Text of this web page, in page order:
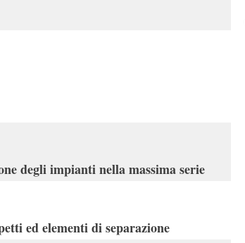
degli impianti nella massima serie
ed elementi di separazione